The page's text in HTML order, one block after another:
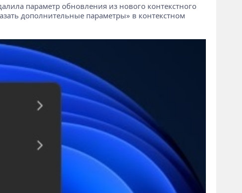
параметр обновления из нового контекстного
дополнительные параметры» в контекстном